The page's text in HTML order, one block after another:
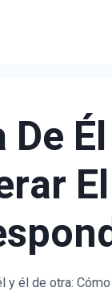
y él de otra: